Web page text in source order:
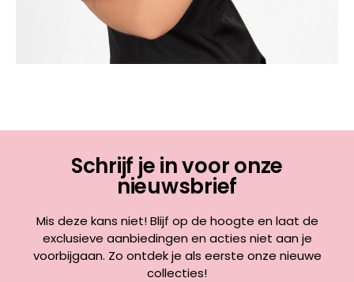
Schrijf je in voor onze
nieuwsbrief
Mis deze kans niet! Blijf op de hoogte en laat de
exclusieve aanbiedingen en acties niet aan je
voorbijgaan. Zo ontdek je als eerste onze nieuwe
collecties!